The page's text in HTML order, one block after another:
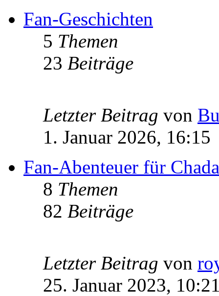
Fan-Geschichten
5 Themen
23 Beiträge
Letzter Beitrag von
1. Januar 2026, 16:15
Fan-Abenteuer für
8 Themen
82 Beiträge
Letzter Beitrag von
25. Januar 2023,